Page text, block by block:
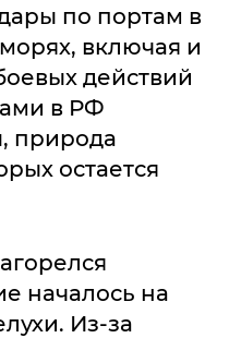
по портам в
включая и
действий
в РФ
природа
остается
началось на
Из-за